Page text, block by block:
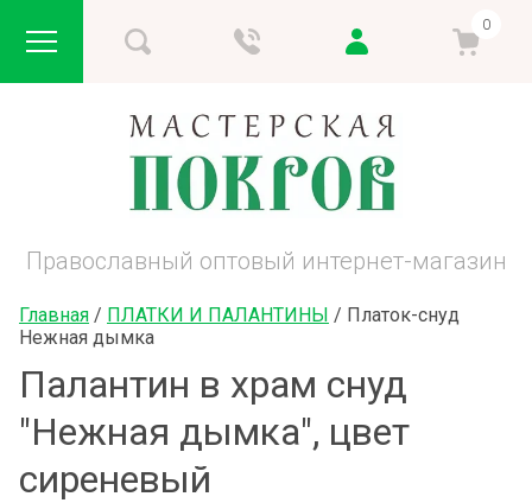
0
Православный оптовый интернет-магазин
Главная / ПЛАТКИ И ПАЛАНТИНЫ / Платок-снуд
Нежная дымка
Палантин в храм снуд
"Нежная дымка", цвет
сиреневый